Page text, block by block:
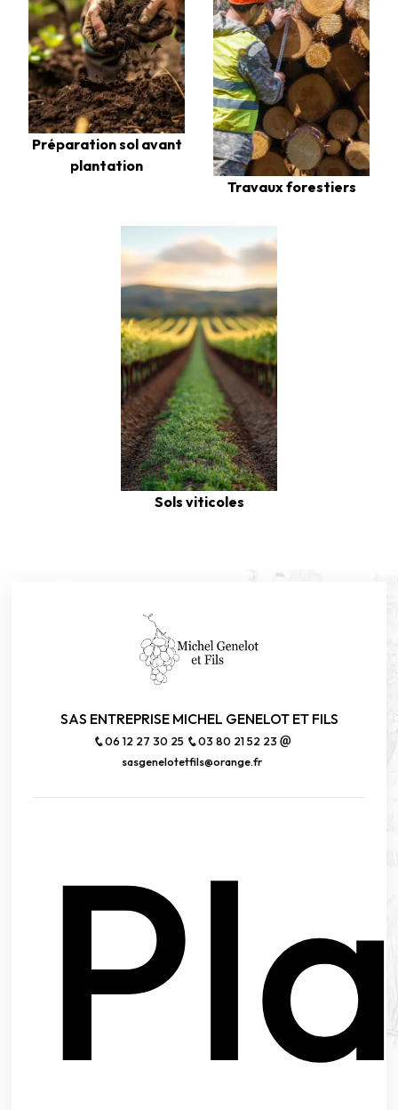
Préparation sol avant
plantation
Travaux forestiers
Sols viticoles
SAS ENTREPRISE MICHEL GENELOT ET FILS
06 12 27 30 25
03 80 21 52 23
sasgenelotetfils@orange.fr